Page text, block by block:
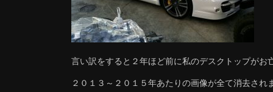
言い訳をすると２年ほど前に私のデスクトップがお
２０１３～２０１５年あたりの画像が全て消去され